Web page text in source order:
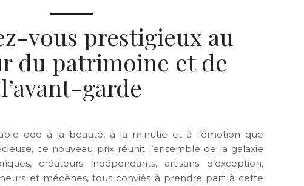
vous prestigieux au
du patrimoine et de
l’avant-garde
ode à la beauté, à la minutie et à l’émotion que
ce nouveau prix réunit l’ensemble de la galaxie
créateurs indépendants, artisans d’exception,
et mécènes, tous conviés à prendre part à cette